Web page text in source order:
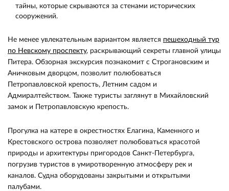
тайны, которые скрываются за стенами исторических
сооружений.
Не менее увлекательным вариантом является пешеходный тур
по Невскому проспекту, раскрывающий секреты главной улицы
Питера. Обзорная экскурсия познакомит с Строгановским и
Аничковым дворцом, позволит полюбоваться
Петропавловской крепость, Летним садом и
Адмиралтейством. Также туристы заглянут в Михайловский
замок и Петропавловскую крепость.
Прогулка на катере в окрестностях Елагина, Каменного и
Крестовского острова позволяет полюбоваться красотой
природы и архитектуры пригородов Санкт-Петербурга,
погрузив туристов в умиротворенную атмосферу рек и
каналов. Судна оборудованы закрытыми и открытыми
палубами.